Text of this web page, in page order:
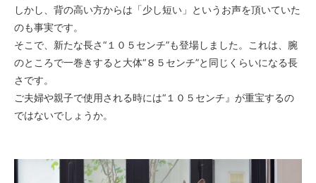
しかし、背の高い方からは「少し短い」というお声を頂いていた
のも事実です。
そこで、新たな長さ“１０５センチ”も登場しました。これは、腕
のところで一巻きすると大体“８５センチ”と同じくらいになる長
さです。
ご夫婦や親子で使用される時には“１０５センチ』が重宝するの
ではないでしょうか。